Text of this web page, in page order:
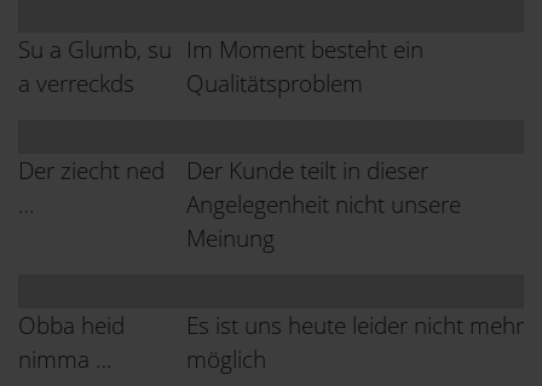
Su a Glumb, su
a verreckds
Im Moment besteht ein
Qualitätsproblem
Der ziecht ned
…
Der Kunde teilt in dieser
Angelegenheit nicht unsere
Meinung
Obba heid
nimma …
Es ist uns heute leider nicht mehr
möglich